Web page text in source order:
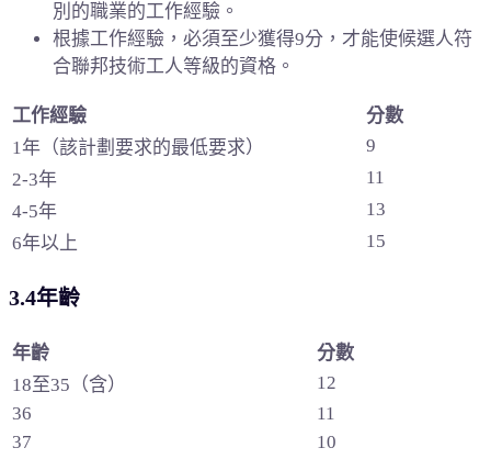
別的職業的工作經驗。
根據工作經驗，必須至少獲得9分，才能使候選人符
合聯邦技術工人等級的資格。
工作經驗
分數
1年（該計劃要求的最低要求）
9
2-3年
11
4-5年
13
6年以上
15
3.4年齡
年齡
分數
18至35（含）
12
36
11
37
10